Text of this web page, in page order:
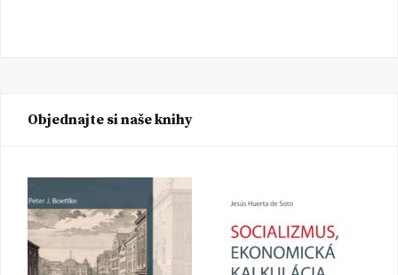
Objednajte si naše knihy